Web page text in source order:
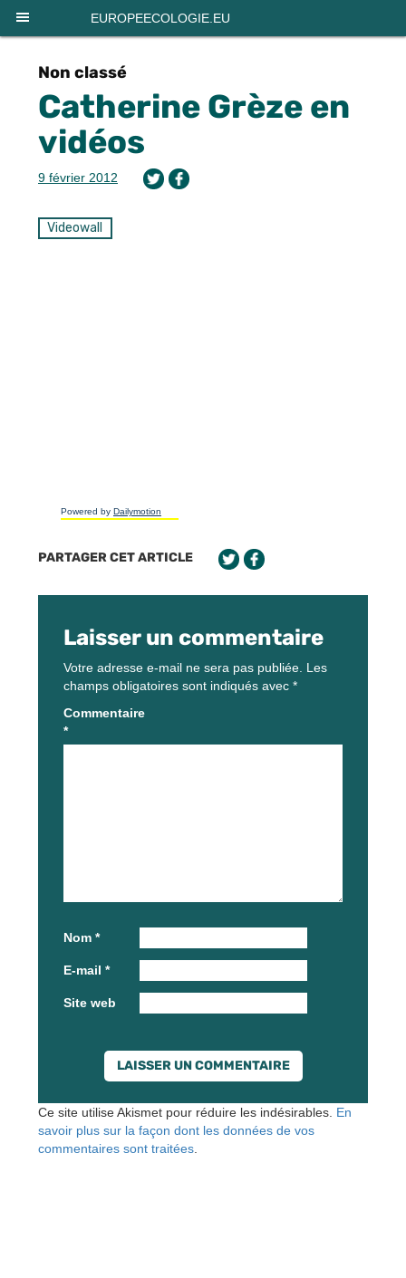
EUROPEECOLOGIE.EU
Non classé
Catherine Grèze en
vidéos
9 février 2012
Videowall
Powered by Dailymotion
PARTAGER CET ARTICLE
Laisser un commentaire
Votre adresse e-mail ne sera pas publiée. Les
champs obligatoires sont indiqués avec *
Commentaire
*
Nom *
E-mail *
Site web
Ce site utilise Akismet pour réduire les indésirables. En
savoir plus sur la façon dont les données de vos
commentaires sont traitées